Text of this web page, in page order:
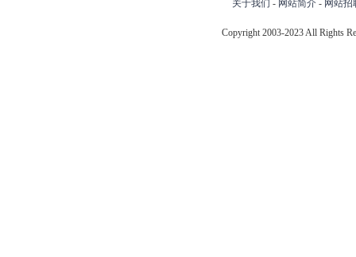
关于我们 - 网站简介 - 网站招
Copyright 2003-2023 All Rights